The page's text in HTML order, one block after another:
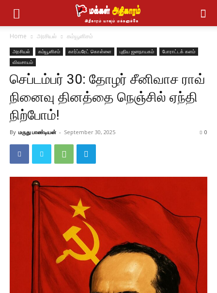
Home அரசியல் கம்யூனிசம்
அரசியல் கம்யூனிசம் கார்ப்பரேட் கொள்ளை புதிய ஜனநாயகம்
போராட்டக் களம்
விவசாயம்
செப்டம்பர் 30: தோழர் சீனிவாச ராவ்
நினைவு தினத்தை நெஞ்சில் ஏந்தி
நிற்போம்!
By மருது பாண்டியன் - September 30, 2025 0